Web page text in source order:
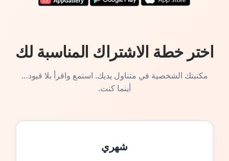
اختر خطة الاشتراك المناسبة لك
مكتبتك الشخصية في متناول يديك. استمع واقرأ بلا قيود…
أينما كنت.
شهري